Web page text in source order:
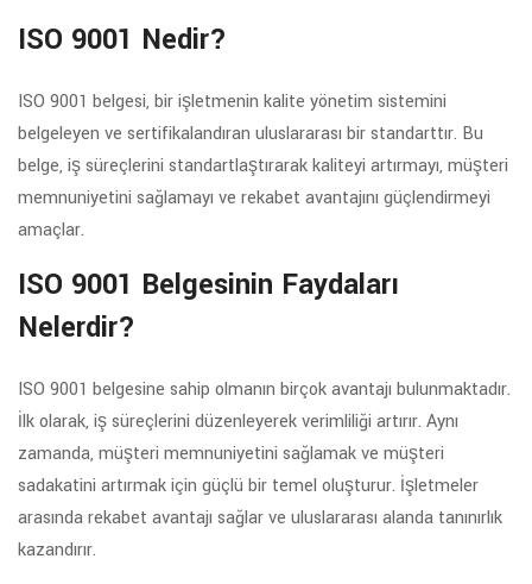
ISO 9001 Nedir?
ISO 9001 belgesi, bir işletmenin kalite yönetim sistemini
belgeleyen ve sertifikalandıran uluslararası bir standarttır. Bu
belge, iş süreçlerini standartlaştırarak kaliteyi artırmayı, müşteri
memnuniyetini sağlamayı ve rekabet avantajını güçlendirmeyi
amaçlar.
ISO 9001 Belgesinin Faydaları
Nelerdir?
ISO 9001 belgesine sahip olmanın birçok avantajı bulunmaktadır.
İlk olarak, iş süreçlerini düzenleyerek verimliliği artırır. Aynı
zamanda, müşteri memnuniyetini sağlamak ve müşteri
sadakatini artırmak için güçlü bir temel oluşturur. İşletmeler
arasında rekabet avantajı sağlar ve uluslararası alanda tanınırlık
kazandırır.